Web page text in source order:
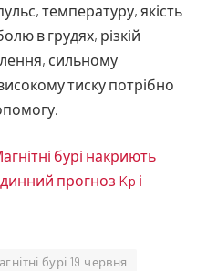
температуру, якість
в грудях, різкій
сильному
тиску потрібно
бурі накриють
прогноз Kp і
бурі 19 червня